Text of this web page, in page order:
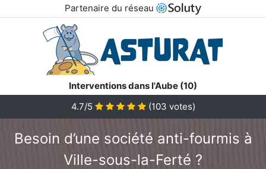
Partenaire du réseau
Interventions dans l'Aube (10)
4.7/5
(103 votes)
Besoin d’une société anti-fourmis à
Ville-sous-la-Ferté ?